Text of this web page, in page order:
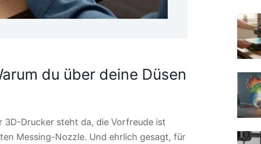
du über deine Düsen
3D-Drucker steht da, die Vorfreude ist
Messing-Nozzle. Und ehrlich gesagt, für